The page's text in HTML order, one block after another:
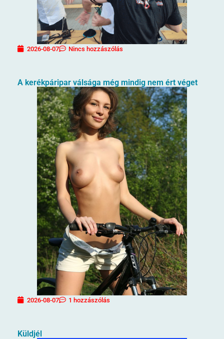
2026-08-07 Nincs hozzászólás
A kerékpáripar válsága még mindig nem ért véget
2026-08-07 1 hozzászólás
Küldjél